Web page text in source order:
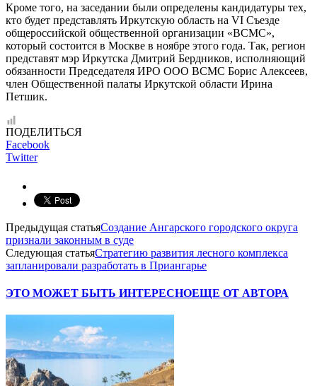
Кроме того, на заседании были определены кандидатуры тех,
кто будет представлять Иркутскую область на VI Съезде
общероссийской общественной организации «ВСМС»,
который состоится в Москве в ноябре этого года. Так, регион
представят мэр Иркутска Дмитрий Бердников, исполняющий
обязанности Председателя ИРО ООО ВСМС Борис Алексеев,
член Общественной палаты Иркутской области Ирина
Петшик.
ПОДЕЛИТЬСЯ
Facebook
Twitter
Предыдущая статьяСоздание Ангарского городского округа
признали законным в суде
Следующая статьяСтратегию развития лесного комплекса
запланировали разработать в Приангарье
ЭТО МОЖЕТ БЫТЬ ИНТЕРЕСНОЕЩЕ ОТ АВТОРА